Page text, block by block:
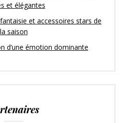
et élégantes
et accessoires stars de
la saison
d’une émotion dominante